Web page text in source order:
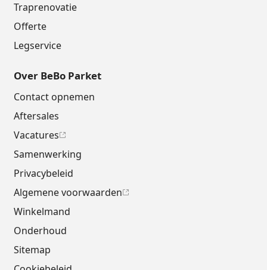
Traprenovatie
Offerte
Legservice
Over BeBo Parket
Contact opnemen
Aftersales
Vacatures
Samenwerking
Privacybeleid
Algemene voorwaarden
Winkelmand
Onderhoud
Sitemap